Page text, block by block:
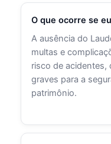
O que ocorre se
A ausência do
multas e
risco de acidentes,
graves para a
patrimônio.